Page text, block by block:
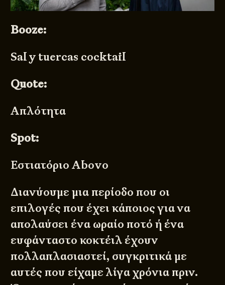
Booze:
Sal y tuercas cocktail
Quote:
Απλότητα
Spot:
Εστιατόριο Abovo
Διανύουμε μια περίοδο που οι
επιλογές που έχει κάποιος για να
απολαύσει ένα ωραίο ποτό ή ένα
ευφάνταστο κοκτέιλ έχουν
πολλαπλασιαστεί, συγκριτικά με
αυτές που είχαμε λίγα χρόνια πριν.